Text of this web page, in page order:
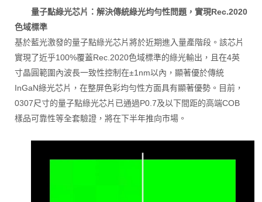
量子點綠光芯片：解決傳統綠光均勻性問題，實現Rec.2020
色域標準
基於藍光激發的量子點綠光芯片將於近期進入量產階段。該芯片
實現了近乎100%覆蓋Rec.2020色域標準的綠光輸出，且在4英
寸晶圓範圍內波長一致性控制在±1nm以內，顯著優於傳統
InGaN綠光芯片，在整屏色彩均勻性方面具有顯著優勢。目前，
0307尺寸的量子點綠光芯片已通過P0.7及以下間距的高端COB
樣品可靠性等全套驗證，將在下半年推向市場。